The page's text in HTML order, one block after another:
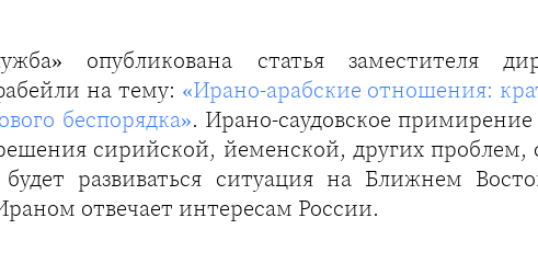
опубликована статья заместителя
на тему: «Ирано-арабские отношения:
беспорядка». Ирано-саудовское
сирийской, йеменской, других проблем,
развиваться ситуация на Ближнем
отвечает интересам России.